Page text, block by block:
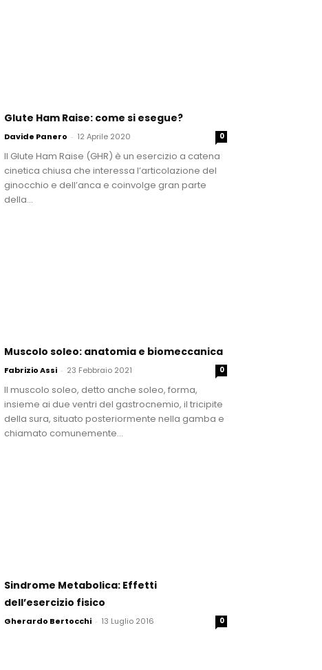
Glute Ham Raise: come si esegue?
Davide Panero - 12 Aprile 2020 0
Il Glute Ham Raise (GHR) è un esercizio a catena
cinetica chiusa che interessa l’articolazione del
ginocchio e dell’anca e coinvolge gran parte
della...
Muscolo soleo: anatomia e biomeccanica
Fabrizio Assi - 23 Febbraio 2021 0
Il muscolo soleo, detto anche soleo, forma,
insieme ai due ventri del gastrocnemio, il tricipite
della sura, situato posteriormente nella gamba e
chiamato comunemente...
Sindrome Metabolica: Effetti
dell’esercizio fisico
Gherardo Bertocchi - 13 Luglio 2016 0